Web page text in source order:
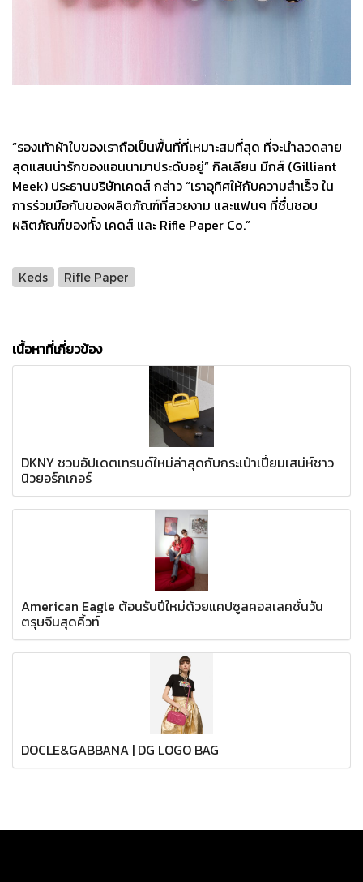
“รองเท้าผ้าใบของเราถือเป็นพื้นที่ที่เหมาะสมที่สุด ที่จะนำลวดลาย
สุดแสนน่ารักของแอนนามาประดับอยู่” กิลเลียน มีกส์ (Gilliant
Meek) ประธานบริษัทเคดส์ กล่าว “เราอุทิศให้กับความสำเร็จ ใน
การร่วมมือกันของผลิตภัณฑ์ที่สวยงาม และแฟนๆ ที่ชื่นชอบ
ผลิตภัณฑ์ของทั้ง เคดส์ และ Rifle Paper Co.”
Keds Rifle Paper
เนื้อหาที่เกี่ยวข้อง
DKNY ชวนอัปเดตเทรนด์ใหม่ล่าสุดกับกระเป๋าเปี่ยมเสน่ห์ชาว
นิวยอร์กเกอร์
American Eagle ต้อนรับปีใหม่ด้วยแคปซูลคอลเลคชั่นวัน
ตรุษจีนสุดคิ้วท์
DOCLE&GABBANA | DG LOGO BAG